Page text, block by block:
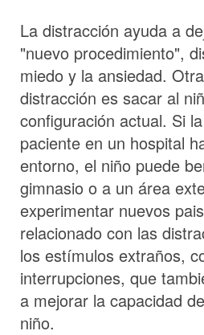
La distracción ayuda a
"nuevo procedimiento",
miedo y la ansiedad.
distracción es sacar al
configuración actual. Si
paciente en un hospital
entorno, el niño puede
gimnasio o a un área
experimentar nuevos
relacionado con las
los estímulos extraños,
interrupciones, que
a mejorar la capacidad
niño.